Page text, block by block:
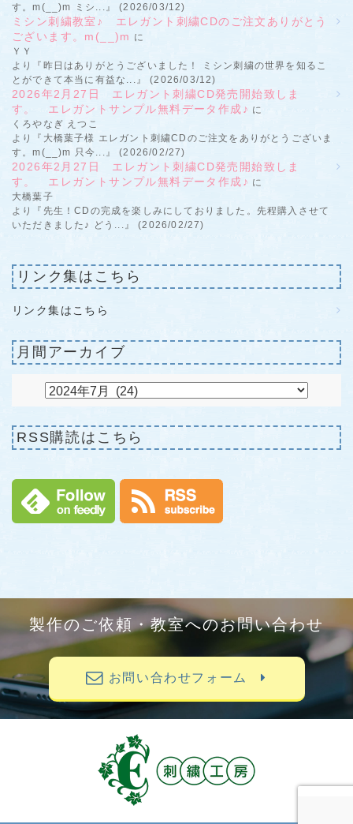
す。m(__)m ミシ...』 (2026/03/12)
ミシン刺繍教室♪ エレガント刺繍CDのご注文ありがとう
ございます。m(__)m に
ＹＹ
より『昨日はありがとうございました！ ミシン刺繍の世界を知るこ
とができて本当に有益な...』 (2026/03/12)
2026年2月27日 エレガント刺繍CD発売開始致しま
す。 エレガントサンプル無料データ作成♪ に
くろやなぎ えつこ
より『大橋葉子様 エレガント刺繍CDのご注文をありがとうございま
す。m(__)m 只今...』 (2026/02/27)
2026年2月27日 エレガント刺繍CD発売開始致しま
す。 エレガントサンプル無料データ作成♪ に
大橋葉子
より『先生！CDの完成を楽しみにしておりました。先程購入させて
いただきました♪ どう...』 (2026/02/27)
リンク集はこちら
リンク集はこちら
月間アーカイブ
RSS購読はこちら
製作のご依頼・教室へのお問い合わせ
お問い合わせフォーム